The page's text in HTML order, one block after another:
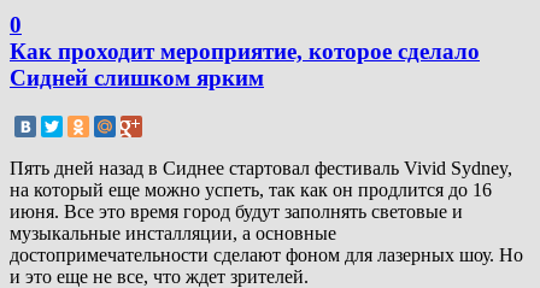
0
Как проходит мероприятие, которое сделало
Сидней слишком ярким
Пять дней назад в Сиднее стартовал фестиваль Vivid Sydney,
на который еще можно успеть, так как он продлится до 16
июня. Все это время город будут заполнять световые и
музыкальные инсталляции, а основные
достопримечательности сделают фоном для лазерных шоу. Но
и это еще не все, что ждет зрителей.